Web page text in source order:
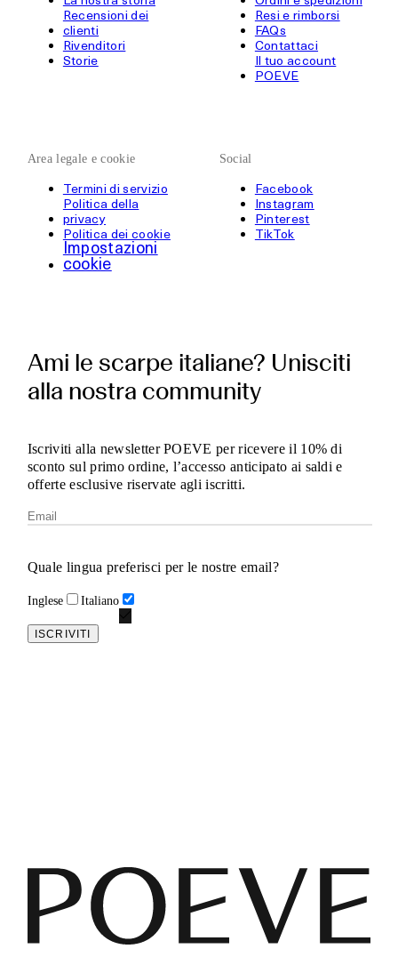
Recensioni dei
clienti
Rivenditori
Storie
Resi e rimborsi
FAQs
Contattaci
Il tuo account
POEVE
Area legale e cookie
Termini di servizio
Politica della
privacy
Politica dei cookie
Impostazioni
cookie
Social
Facebook
Instagram
Pinterest
TikTok
Ami le scarpe italiane? Unisciti
alla nostra community
Iscriviti alla newsletter POEVE per ricevere il 10% di
sconto sul primo ordine, l’accesso anticipato ai saldi e
offerte esclusive riservate agli iscritti.
Quale lingua preferisci per le nostre email?
Inglese Italiano
ISCRIVITI